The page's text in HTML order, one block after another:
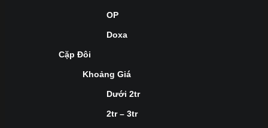
OP
Doxa
Cặp Đôi
Khoảng Giá
Dưới 2tr
2tr – 3tr